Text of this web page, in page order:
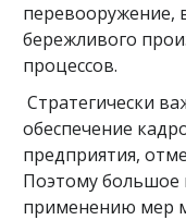
перевооружение,
бережливого
процессов.
Стратегически
обеспечение
предприятия,
Поэтому большое
применению мер